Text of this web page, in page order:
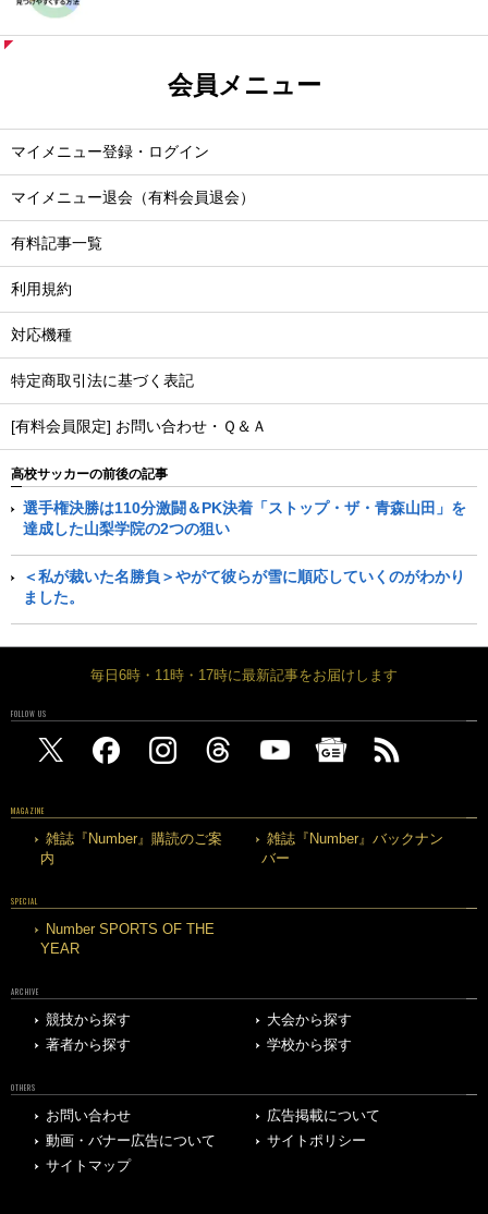
会員メニュー
マイメニュー登録・ログイン
マイメニュー退会（有料会員退会）
有料記事一覧
利用規約
対応機種
特定商取引法に基づく表記
[有料会員限定] お問い合わせ・Ｑ＆Ａ
高校サッカーの前後の記事
選手権決勝は110分激闘＆PK決着「ストップ・ザ・青森山田」を
達成した山梨学院の2つの狙い
＜私が裁いた名勝負＞やがて彼らが雪に順応していくのがわかり
ました。
毎日6時・11時・17時に最新記事をお届けします
FOLLOW US
MAGAZINE
雑誌『Number』購読のご案
内
雑誌『Number』バックナン
バー
SPECIAL
Number SPORTS OF THE
YEAR
ARCHIVE
競技から探す
大会から探す
著者から探す
学校から探す
OTHERS
お問い合わせ
広告掲載について
動画・バナー広告について
サイトポリシー
サイトマップ